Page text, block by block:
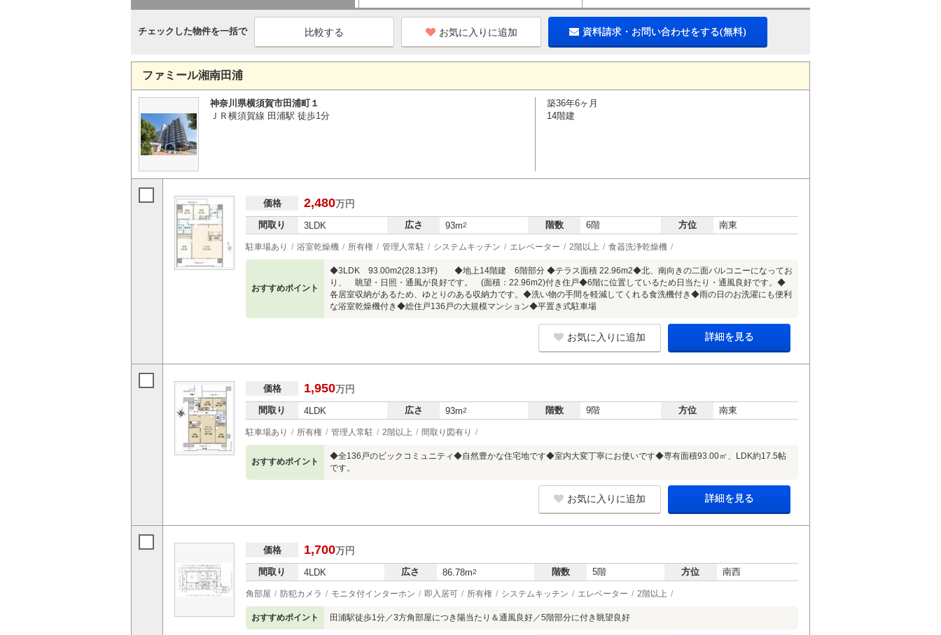
チェックした物件を一括で お気に入りに追加 資料請求・お問い合わせをする(無料)
ファミール湘南田浦
神奈川県横須賀市田浦町１
ＪＲ横須賀線 田浦駅 徒歩1分
築36年6ヶ月
14階建
価格 2,480万円
間取り 3LDK 広さ 93m2 階数 6階 方位 南東
駐車場あり 浴室乾燥機 所有権 管理人常駐 システムキッチン エレベーター 2階以上 食器洗浄乾燥機
おすすめポイント
◆3LDK 93.00m2(28.13坪) ◆地上14階建 6階部分 ◆テラス面積 22.96m2◆北、南向きの二面バルコニーになってお
り、 眺望・日照・通風が良好です。 (面積：22.96m2)付き住戸◆6階に位置しているため日当たり・通風良好です。◆
各居室収納があるため、ゆとりのある収納力です。◆洗い物の手間を軽減してくれる食洗機付き◆雨の日のお洗濯にも便利
な浴室乾燥機付き◆総住戸136戸の大規模マンション◆平置き式駐車場
お気に入りに追加 詳細を見る
価格 1,950万円
間取り 4LDK 広さ 93m2 階数 9階 方位 南東
駐車場あり 所有権 管理人常駐 2階以上 間取り図有り
おすすめポイント
◆全136戸のビックコミュニティ◆自然豊かな住宅地です◆室内大変丁寧にお使いです◆専有面積93.00㎡、LDK約17.5帖
です。
お気に入りに追加 詳細を見る
価格 1,700万円
間取り 4LDK 広さ 86.78m2 階数 5階 方位 南西
角部屋 防犯カメラ モニタ付インターホン 即入居可 所有権 システムキッチン エレベーター 2階以上
おすすめポイント 田浦駅徒歩1分／3方角部屋につき陽当たり＆通風良好／5階部分に付き眺望良好